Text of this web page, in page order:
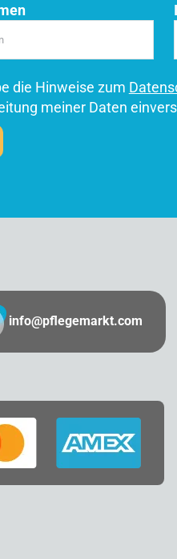
die Hinweise zum
meiner Daten
info@pflegemarkt.com